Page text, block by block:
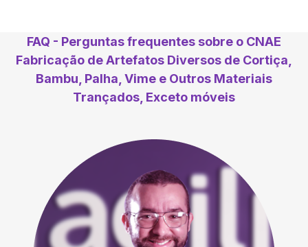
FAQ - Perguntas frequentes sobre o CNAE
Fabricação de Artefatos Diversos de Cortiça,
Bambu, Palha, Vime e Outros Materiais
Trançados, Exceto móveis